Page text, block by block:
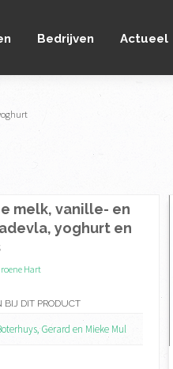
Bedrijven Actueel
melk, vanille- en
yoghurt en
Hart
BIJ DIT PRODUCT
Gerard en Mieke Mul